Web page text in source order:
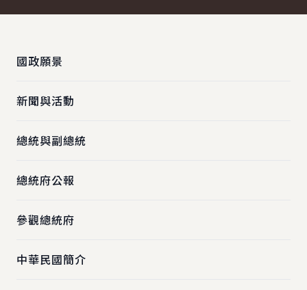
國政願景
新聞與活動
總統與副總統
總統府公報
參觀總統府
中華民國簡介